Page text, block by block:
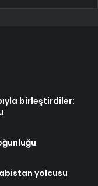
birleştirdiler:
yolcusu